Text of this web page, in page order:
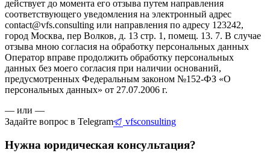
действует до момента его отзыва путем направления
соответствующего уведомления на электронный адрес
contact@vfs.consulting или направления по адресу 123242,
город Москва, пер Волков, д. 13 стр. 1, помещ. 13. 7. В случае
отзыва мною согласия на обработку персональных данных
Оператор вправе продолжить обработку персональных
данных без моего согласия при наличии оснований,
предусмотренных Федеральным законом №152-ФЗ «О
персональных данных» от 27.07.2006 г.
— или —
Задайте вопрос в Telegram
vfsconsulting
Нужна юридическая консультация?